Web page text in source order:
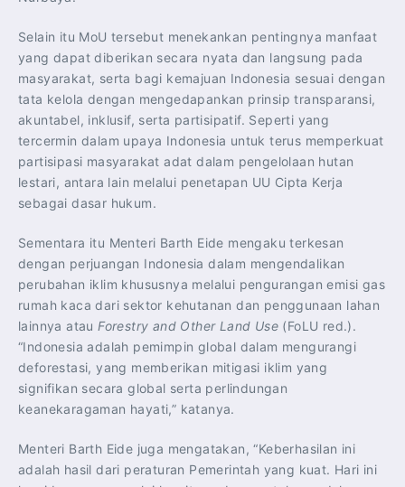
Selain itu MoU tersebut menekankan pentingnya manfaat
yang dapat diberikan secara nyata dan langsung pada
masyarakat, serta bagi kemajuan Indonesia sesuai dengan
tata kelola dengan mengedapankan prinsip transparansi,
akuntabel, inklusif, serta partisipatif. Seperti yang
tercermin dalam upaya Indonesia untuk terus memperkuat
partisipasi masyarakat adat dalam pengelolaan hutan
lestari, antara lain melalui penetapan UU Cipta Kerja
sebagai dasar hukum.
Sementara itu Menteri Barth Eide mengaku terkesan
dengan perjuangan Indonesia dalam mengendalikan
perubahan iklim khususnya melalui pengurangan emisi gas
rumah kaca dari sektor kehutanan dan penggunaan lahan
lainnya atau Forestry and Other Land Use (FoLU red.).
“Indonesia adalah pemimpin global dalam mengurangi
deforestasi, yang memberikan mitigasi iklim yang
signifikan secara global serta perlindungan
keanekaragaman hayati,” katanya.
Menteri Barth Eide juga mengatakan, “Keberhasilan ini
adalah hasil dari peraturan Pemerintah yang kuat. Hari ini